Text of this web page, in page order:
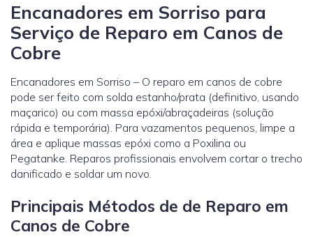
Encanadores em Sorriso para
Serviço de Reparo em Canos de
Cobre
Encanadores em Sorriso – O reparo em canos de cobre
pode ser feito com solda estanho/prata (definitivo, usando
maçarico) ou com massa epóxi/abraçadeiras (solução
rápida e temporária). Para vazamentos pequenos, limpe a
área e aplique massas epóxi como a Poxilina ou
Pegatanke. Reparos profissionais envolvem cortar o trecho
danificado e soldar um novo.
Principais Métodos de de Reparo em
Canos de Cobre